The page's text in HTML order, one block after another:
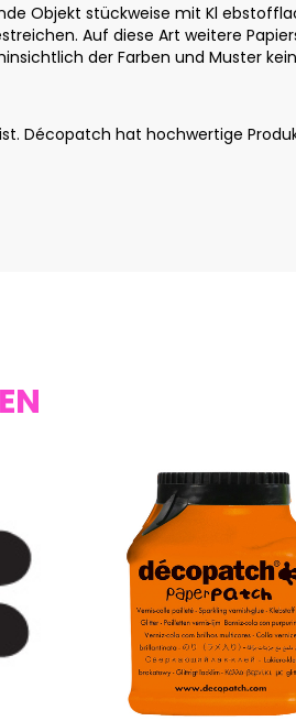
Objekt stückweise mit Kl
Auf diese Art weitere
der Farben und Muster
ist. Décopatch hat hochwertige